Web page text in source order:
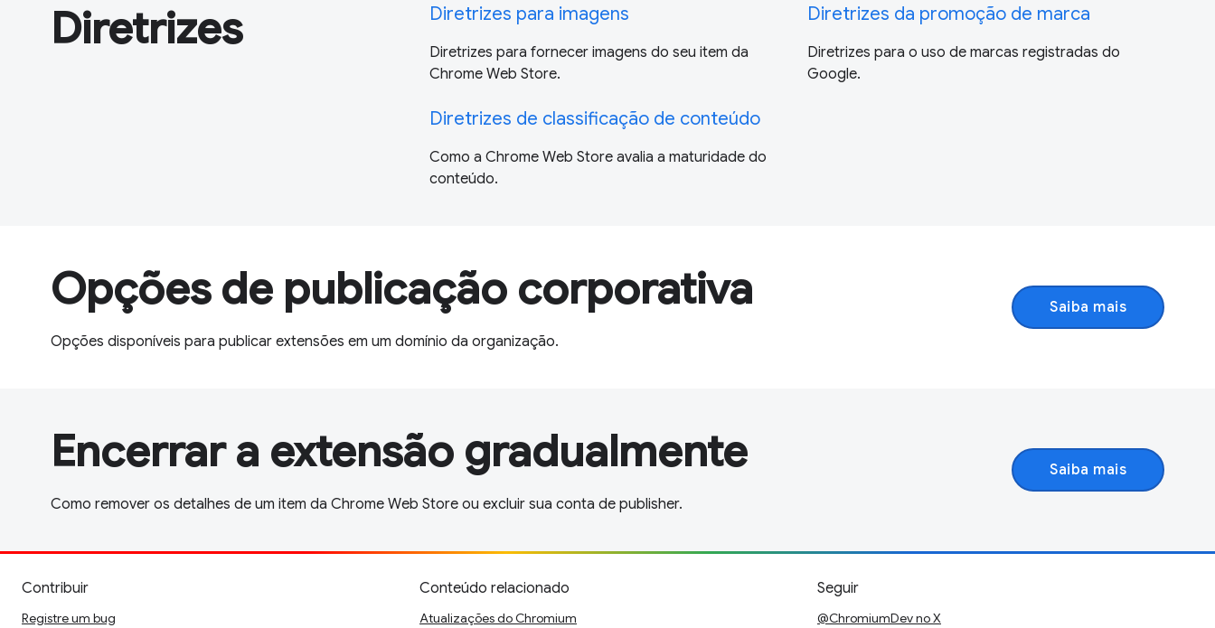
Diretrizes Diretrizes para imagens
Diretrizes para fornecer imagens do seu item da
Chrome Web Store.
Diretrizes da promoção de marca
Diretrizes para o uso de marcas registradas do
Google.
Diretrizes de classificação de conteúdo
Como a Chrome Web Store avalia a maturidade do
conteúdo.
Opções de publicação corporativa
Opções disponíveis para publicar extensões em um domínio da organização.
Saiba mais
Encerrar a extensão gradualmente
Como remover os detalhes de um item da Chrome Web Store ou excluir sua conta de publisher.
Saiba mais
Contribuir
Registre um bug
Conteúdo relacionado
Atualizações do Chromium
Seguir
@ChromiumDev no X